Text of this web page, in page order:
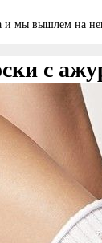
и мы вышлем на
с